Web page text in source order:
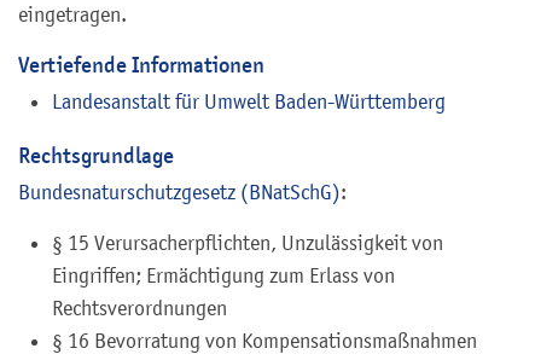
eingetragen.
Vertiefende Informationen
Landesanstalt für Umwelt Baden-Württemberg
Rechtsgrundlage
Bundesnaturschutzgesetz (BNatSchG):
§ 15 Verursacherpflichten, Unzulässigkeit von
Eingriffen; Ermächtigung zum Erlass von
Rechtsverordnungen
§ 16 Bevorratung von Kompensationsmaßnahmen